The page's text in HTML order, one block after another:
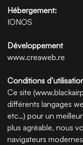
Hébergement:
IONOS
Développement
www.creaweb.re
Conditions
Ce site
différents langages
etc…) pour un
plus agréable, nous
navigateurs